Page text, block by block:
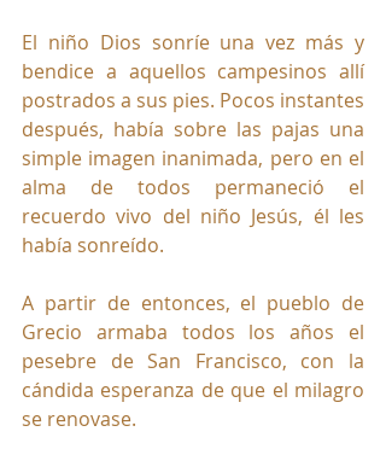
El niño Dios sonríe una vez más y
bendice a aquellos campesinos allí
postrados a sus pies. Pocos instantes
después, había sobre las pajas una
simple imagen inanimada, pero en el
alma de todos permaneció el
recuerdo vivo del niño Jesús, él les
había sonreído.
A partir de entonces, el pueblo de
Grecio armaba todos los años el
pesebre de San Francisco, con la
cándida esperanza de que el milagro
se renovase.